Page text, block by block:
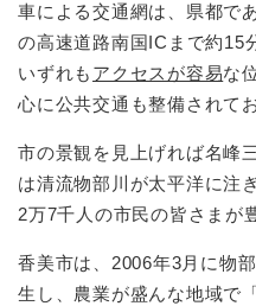
車による交通網は、県都で
の高速道路南国ICまで約15
いずれも アクセスが容易な
心に公共交通も整備されて
市の景観を見上げれば名峰
は清流物部川が太平洋に注
2万7千人の市民の皆さまが
香美市は、2006年3月に物
生し、農業が盛んな地域で